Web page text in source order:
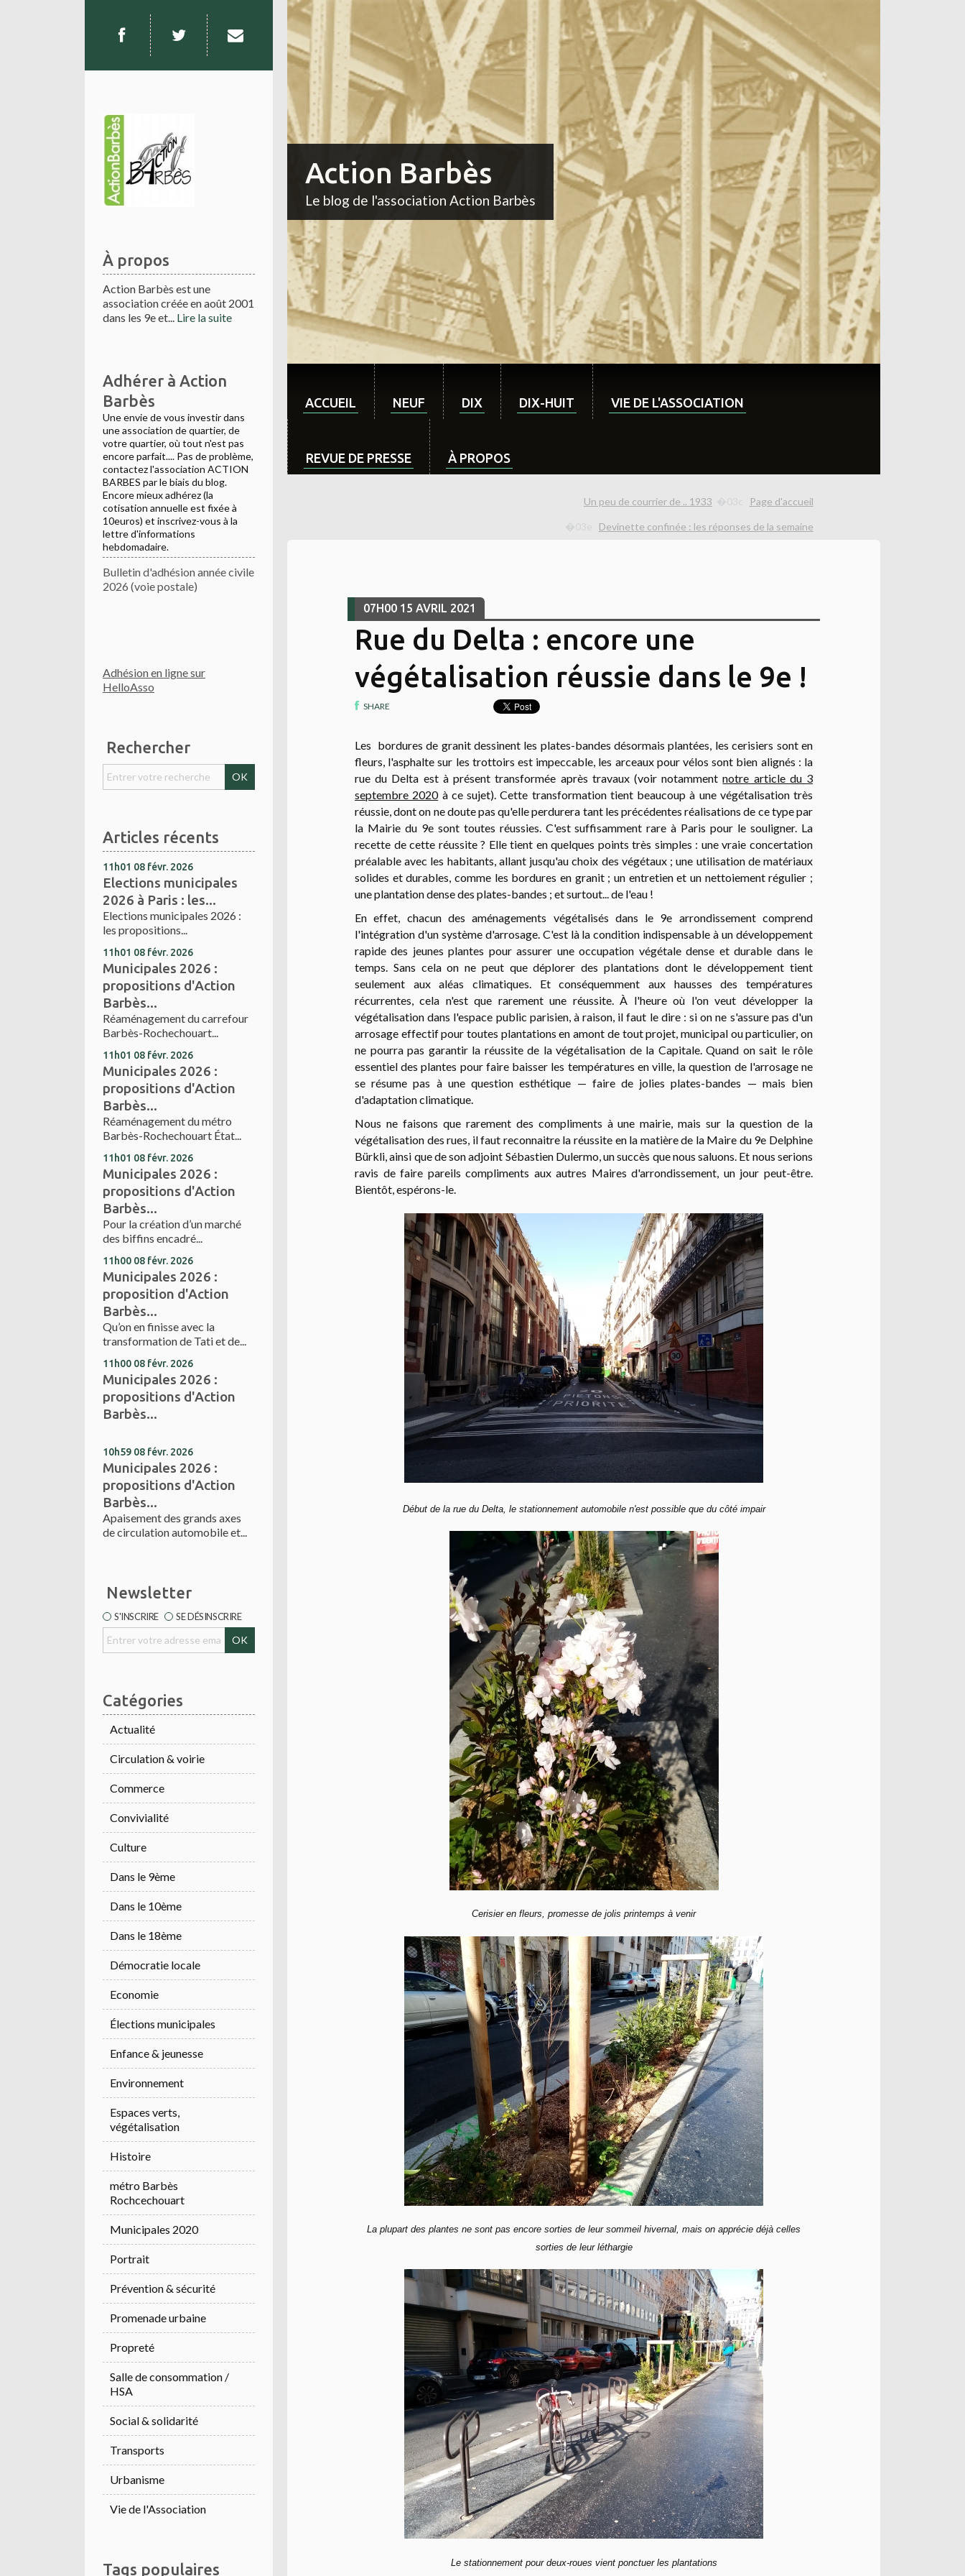
À propos
Action Barbès est une
association créée en août 2001
dans les 9e et... Lire la suite
Adhérer à Action
Barbès
Une envie de vous investir dans
une association de quartier, de
votre quartier, où tout n'est pas
encore parfait.... Pas de problème,
contactez l'association ACTION
BARBES par le biais du blog.
Encore mieux adhérez (la
cotisation annuelle est fixée à
10euros) et inscrivez-vous à la
lettre d'informations
hebdomadaire.
Bulletin d'adhésion année civile
2026 (voie postale)
Adhésion en ligne sur
HelloAsso
Rechercher
Articles récents
11h01 08 févr. 2026
Elections municipales
2026 à Paris : les...
Elections municipales 2026 :
les propositions...
11h01 08 févr. 2026
Municipales 2026 :
propositions d'Action
Barbès...
Réaménagement du carrefour
Barbès-Rochechouart...
11h01 08 févr. 2026
Municipales 2026 :
propositions d'Action
Barbès...
Réaménagement du métro
Barbès-Rochechouart État...
11h01 08 févr. 2026
Municipales 2026 :
propositions d'Action
Barbès...
Pour la création d’un marché
des biffins encadré...
11h00 08 févr. 2026
Municipales 2026 :
proposition d'Action
Barbès...
Qu’on en finisse avec la
transformation de Tati et de...
11h00 08 févr. 2026
Municipales 2026 :
propositions d'Action
Barbès...
10h59 08 févr. 2026
Municipales 2026 :
propositions d'Action
Barbès...
Apaisement des grands axes
de circulation automobile et...
Newsletter
S'INSCRIRE SE DÉSINSCRIRE
Catégories
Actualité
Circulation & voirie
Commerce
Convivialité
Culture
Dans le 9ème
Dans le 10ème
Dans le 18ème
Démocratie locale
Economie
Élections municipales
Enfance & jeunesse
Environnement
Espaces verts,
végétalisation
Histoire
métro Barbès
Rochcechouart
Municipales 2020
Portrait
Prévention & sécurité
Promenade urbaine
Propreté
Salle de consommation /
HSA
Social & solidarité
Transports
Urbanisme
Vie de l'Association
Tags populaires
Action Barbès
Le blog de l'association Action Barbès
ACCUEIL NEUF DIX DIX-HUIT VIE DE L'ASSOCIATION
REVUE DE PRESSE À PROPOS
Un peu de courrier de .. 1933 Page d'accueil
Devinette confinée : les réponses de la semaine
07H00 15 AVRIL 2021
Rue du Delta : encore une
végétalisation réussie dans le 9e !
SHARE
Les bordures de granit dessinent les plates-bandes désormais plantées, les cerisiers sont en
fleurs, l'asphalte sur les trottoirs est impeccable, les arceaux pour vélos sont bien alignés : la
rue du Delta est à présent transformée après travaux (voir notammentnotre article du 3
septembre 2020à ce sujet). Cette transformation tient beaucoup à une végétalisation très
réussie, dont on ne doute pas qu'elle perdurera tant les précédentes réalisations de ce type par
la Mairie du 9e sont toutes réussies. C'est suffisamment rare à Paris pour le souligner. La
recette de cette réussite ? Elle tient en quelques points très simples : une vraie concertation
préalable avec les habitants, allant jusqu'au choix des végétaux ; une utilisation de matériaux
solides et durables, comme les bordures en granit ; un entretien et un nettoiement régulier ;
une plantation dense des plates-bandes ; et surtout... de l'eau !
En effet, chacun des aménagements végétalisés dans le 9e arrondissement comprend
l'intégration d'un système d'arrosage. C'est là la condition indispensable à un développement
rapide des jeunes plantes pour assurer une occupation végétale dense et durable dans le
temps. Sans cela on ne peut que déplorer des plantations dont le développement tient
seulement aux aléas climatiques. Et conséquemment aux hausses des températures
récurrentes, cela n'est que rarement une réussite. À l'heure où l'on veut développer la
végétalisation dans l'espace public parisien, à raison, il faut le dire : si on ne s'assure pas d'un
arrosage effectif pour toutes plantations en amont de tout projet, municipal ou particulier, on
ne pourra pas garantir la réussite de la végétalisation de la Capitale. Quand on sait le rôle
essentiel des plantes pour faire baisser les températures en ville, la question de l'arrosage ne
se résume pas à une question esthétique — faire de jolies plates-bandes — mais bien
d'adaptation climatique.
Nous ne faisons que rarement des compliments à une mairie, mais sur la question de la
végétalisation des rues, il faut reconnaitre la réussite en la matière de la Maire du 9e Delphine
Bürkli, ainsi que de son adjoint Sébastien Dulermo, un succès que nous saluons. Et nous serions
ravis de faire pareils compliments aux autres Maires d'arrondissement, un jour peut-être.
Bientôt, espérons-le.
Début de la rue du Delta, le stationnement automobile n'est possible que du côté impair
Cerisier en fleurs, promesse de jolis printemps à venir
La plupart des plantes ne sont pas encore sorties de leur sommeil hivernal, mais on apprécie déjà celles
sorties de leur léthargie
Le stationnement pour deux-roues vient ponctuer les plantations